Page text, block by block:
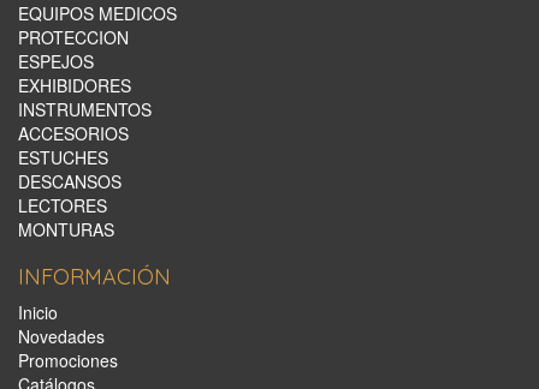
EQUIPOS MEDICOS
PROTECCION
ESPEJOS
EXHIBIDORES
INSTRUMENTOS
ACCESORIOS
ESTUCHES
DESCANSOS
LECTORES
MONTURAS
INFORMACIÓN
Inicio
Novedades
Promociones